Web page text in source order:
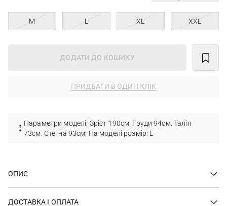
M L XL XXL
ДОДАТИ ДО КОШИКУ
ПРИДБАТИ В ОДИН КЛІК
Параметри моделі: Зріст 190см. Груди 94см. Талія
73см. Стегна 93см; На моделі розмір: L
ОПИС
ДОСТАВКА І ОПЛАТА